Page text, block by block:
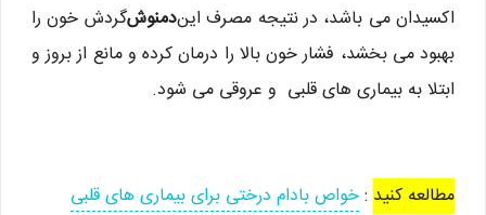
اکسیدان می باشد، در نتیجه مصرف ایندمنوشگردش خون را
بهبود می بخشد، فشار خون بالا را درمان کرده و مانع از بروز و
ابتلا به بیماری های قلبی و عروقی می شود.
مطالعه کنید :خواص بادام درختی برای بیماری های قلبی